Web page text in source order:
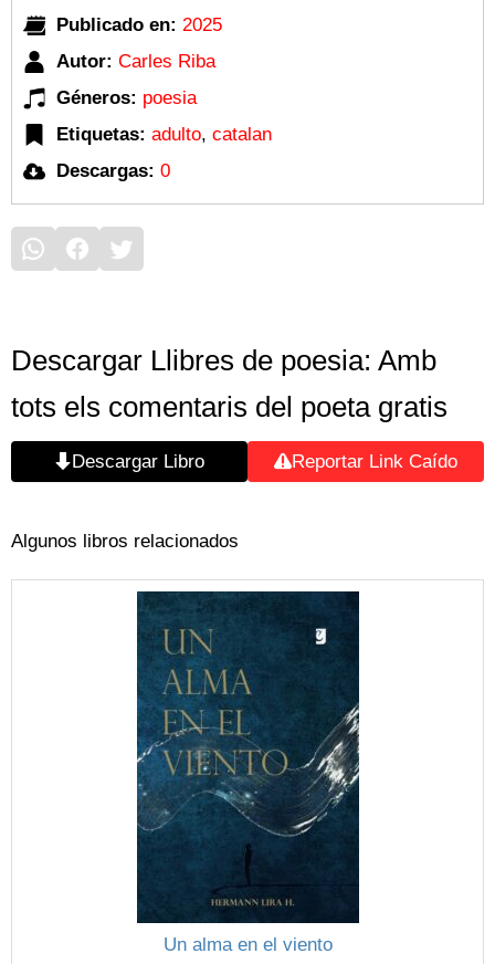
Publicado en: 2025
Autor: Carles Riba
Géneros: poesia
Etiquetas: adulto, catalan
Descargas: 0
Descargar Llibres de poesia: Amb
tots els comentaris del poeta gratis
Descargar Libro Reportar Link Caído
Algunos libros relacionados
Un alma en el viento